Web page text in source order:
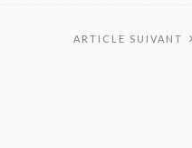
ARTICLE SUIVANT